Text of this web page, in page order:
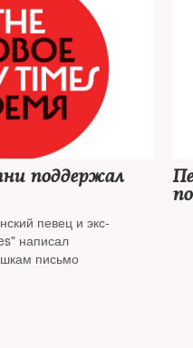
поддержал
певец и экс-
написал
письмо